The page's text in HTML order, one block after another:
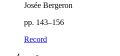
Josée Bergeron
pp. 143–156
Record